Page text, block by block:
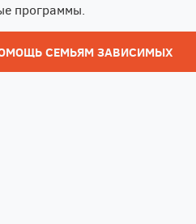
программы.
СЕМЬЯМ ЗАВИСИМЫХ